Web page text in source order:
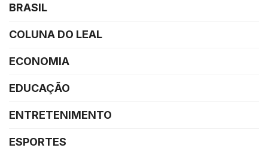
BRASIL
COLUNA DO LEAL
ECONOMIA
EDUCAÇÃO
ENTRETENIMENTO
ESPORTES